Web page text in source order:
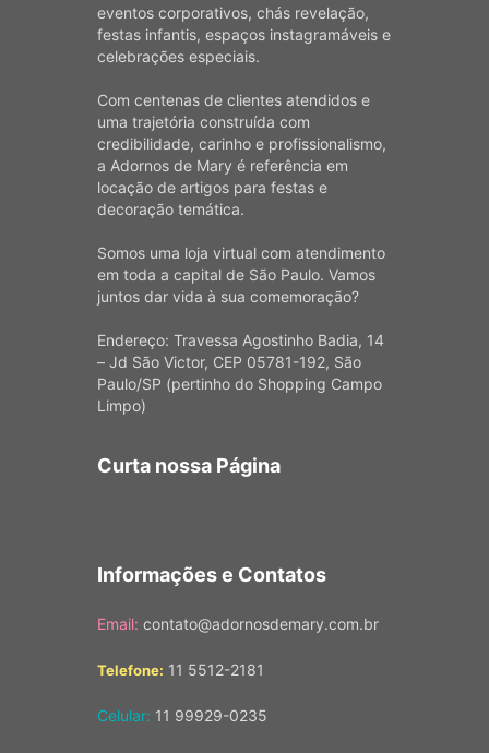
eventos corporativos, chás revelação,
festas infantis, espaços instagramáveis e
celebrações especiais.
Com centenas de clientes atendidos e
uma trajetória construída com
credibilidade, carinho e profissionalismo,
a Adornos de Mary é referência em
locação de artigos para festas e
decoração temática.
Somos uma loja virtual com atendimento
em toda a capital de São Paulo. Vamos
juntos dar vida à sua comemoração?
Endereço: Travessa Agostinho Badia, 14
– Jd São Victor, CEP 05781-192, São
Paulo/SP (pertinho do Shopping Campo
Limpo)
Curta nossa Página
Informações e Contatos
Email: contato@adornosdemary.com.br
Telefone: 11 5512-2181
Celular: 11 99929-0235